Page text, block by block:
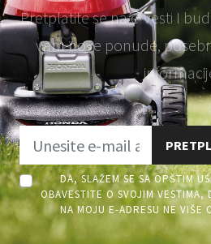
Pretplatite se na e-vesti I
vam nove ponude,
DA, SLAŽEM SE SA OPŠTIM
OBAVESTITE O SVOJIM
NA MOJU E-ADRESU NE VIŠE